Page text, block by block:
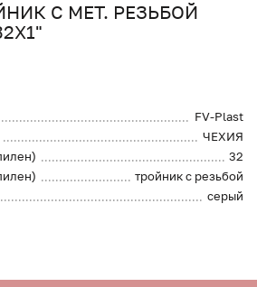
С МЕТ. РЕЗЬБОЙ
FV-Plast
ЧЕХИЯ
32
тройник с резьбой
серый